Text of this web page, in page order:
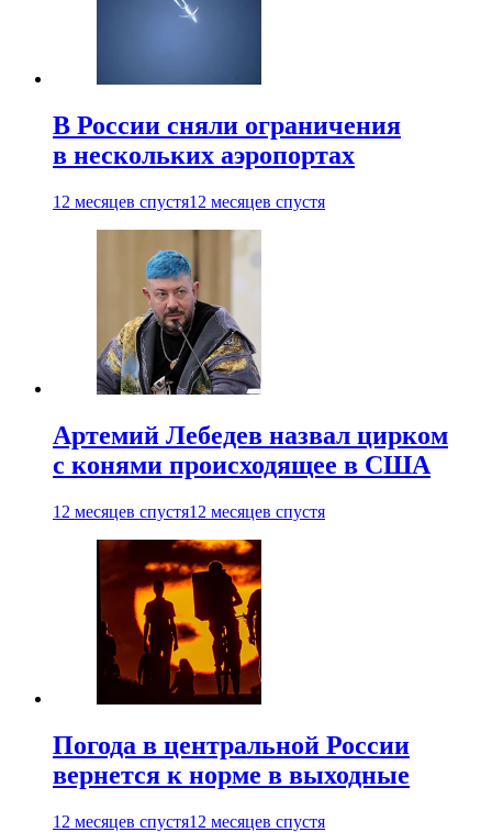
В России сняли ограничения
в нескольких аэропортах
12 месяцев спустя12 месяцев спустя
Артемий Лебедев назвал цирком
с конями происходящее в США
12 месяцев спустя12 месяцев спустя
Погода в центральной России
вернется к норме в выходные
12 месяцев спустя12 месяцев спустя